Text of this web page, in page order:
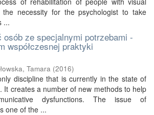
the necessity for the psychologist to take
...
osób ze specjalnymi potrzebami -
współczesnej praktyki
Tamara (2016)
discipline that is currently in the state of
It creates a number of new methods to help
dysfunctions. The issue of
one of the ...